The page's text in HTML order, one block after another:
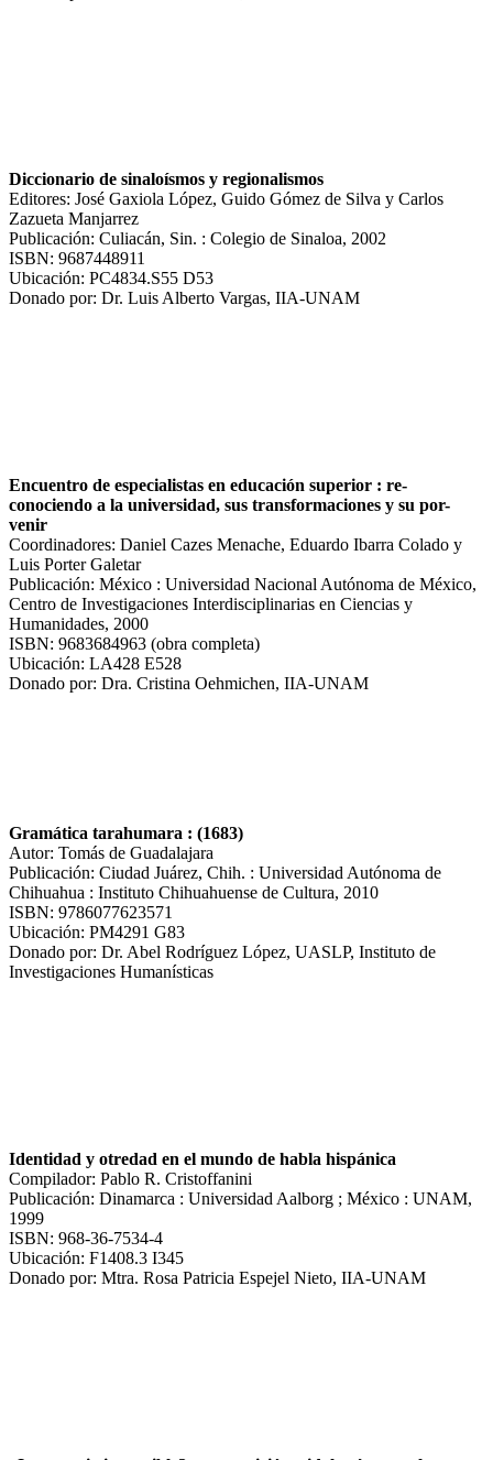
Diccionario de sinaloísmos y regionalismos
Editores: José Gaxiola López, Guido Gómez de Silva y Carlos
Zazueta Manjarrez
Publicación: Culiacán, Sin. : Colegio de Sinaloa, 2002
ISBN: 9687448911
Ubicación: PC4834.S55 D53
Donado por: Dr. Luis Alberto Vargas, IIA-UNAM
Encuentro de especialistas en educación superior : re-
conociendo a la universidad, sus transformaciones y su por-
venir
Coordinadores: Daniel Cazes Menache, Eduardo Ibarra Colado y
Luis Porter Galetar
Publicación: México : Universidad Nacional Autónoma de México,
Centro de Investigaciones Interdisciplinarias en Ciencias y
Humanidades, 2000
ISBN: 9683684963 (obra completa)
Ubicación: LA428 E528
Donado por: Dra. Cristina Oehmichen, IIA-UNAM
Gramática tarahumara : (1683)
Autor: Tomás de Guadalajara
Publicación: Ciudad Juárez, Chih. : Universidad Autónoma de
Chihuahua : Instituto Chihuahuense de Cultura, 2010
ISBN: 9786077623571
Ubicación: PM4291 G83
Donado por: Dr. Abel Rodríguez López, UASLP, Instituto de
Investigaciones Humanísticas
Identidad y otredad en el mundo de habla hispánica
Compilador: Pablo R. Cristoffanini
Publicación: Dinamarca : Universidad Aalborg ; México : UNAM,
1999
ISBN: 968-36-7534-4
Ubicación: F1408.3 I345
Donado por: Mtra. Rosa Patricia Espejel Nieto, IIA-UNAM